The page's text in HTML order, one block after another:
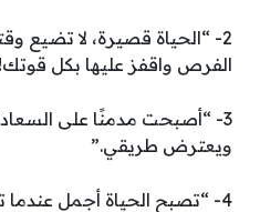
2- “الحياة قصيرة، لا تضيع
الفرص واقفز عليها بكل
3- “أصبحت مدمنًا على
ويعترض طريقي.”
4- “تصبح الحياة أجمل